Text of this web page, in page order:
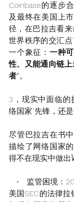
Coinbase的逐步
及最终在美国上
径，在巴拉吉看
世界秩序的交汇点
一个象征： 一种
性、又能通向链
者”。
3，现实中面临的
络国家”先锋，还
尽管巴拉吉在书
描绘了网络国家
得不在现实中做出
•   监管困境：
美国SEC的法律拉